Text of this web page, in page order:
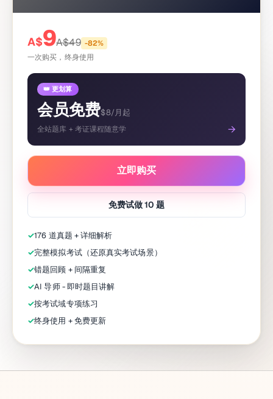
A$9A$49 -82%
一次购买，终身使用
👑 更划算
会员免费$8/月起
全站题库 + 考证课程随意学 →
立即购买
免费试做 10 题
✓176 道真题 + 详细解析
✓完整模拟考试（还原真实考试场景）
✓错题回顾 + 间隔重复
✓AI 导师 - 即时题目讲解
✓按考试域专项练习
✓终身使用 + 免费更新